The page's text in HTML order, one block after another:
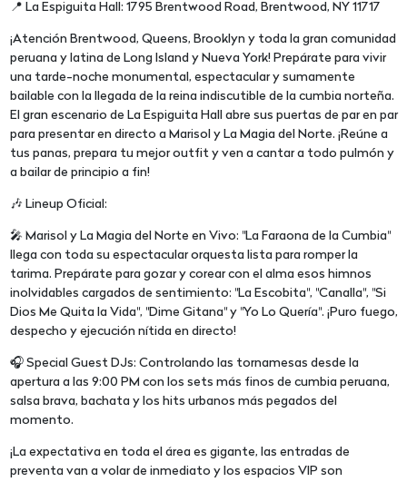
📍 La Espiguita Hall: 1795 Brentwood Road, Brentwood, NY 11717
¡Atención Brentwood, Queens, Brooklyn y toda la gran comunidad
peruana y latina de Long Island y Nueva York! Prepárate para vivir
una tarde-noche monumental, espectacular y sumamente
bailable con la llegada de la reina indiscutible de la cumbia norteña.
El gran escenario de La Espiguita Hall abre sus puertas de par en par
para presentar en directo a Marisol y La Magia del Norte. ¡Reúne a
tus panas, prepara tu mejor outfit y ven a cantar a todo pulmón y
a bailar de principio a fin!
🎶 Lineup Oficial:
🎤 Marisol y La Magia del Norte en Vivo: "La Faraona de la Cumbia"
llega con toda su espectacular orquesta lista para romper la
tarima. Prepárate para gozar y corear con el alma esos himnos
inolvidables cargados de sentimiento: "La Escobita", "Canalla", "Si
Dios Me Quita la Vida", "Dime Gitana" y "Yo Lo Quería". ¡Puro fuego,
despecho y ejecución nítida en directo!
🎧 Special Guest DJs: Controlando las tornamesas desde la
apertura a las 9:00 PM con los sets más finos de cumbia peruana,
salsa brava, bachata y los hits urbanos más pegados del
momento.
¡La expectativa en toda el área es gigante, las entradas de
preventa van a volar de inmediato y los espacios VIP son